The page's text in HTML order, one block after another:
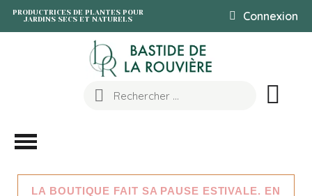
PRODUCTRICES DE PLANTES POUR
JARDINS SECS ET NATURELS
Connexion
LA BOUTIQUE FAIT SA PAUSE ESTIVALE. EN